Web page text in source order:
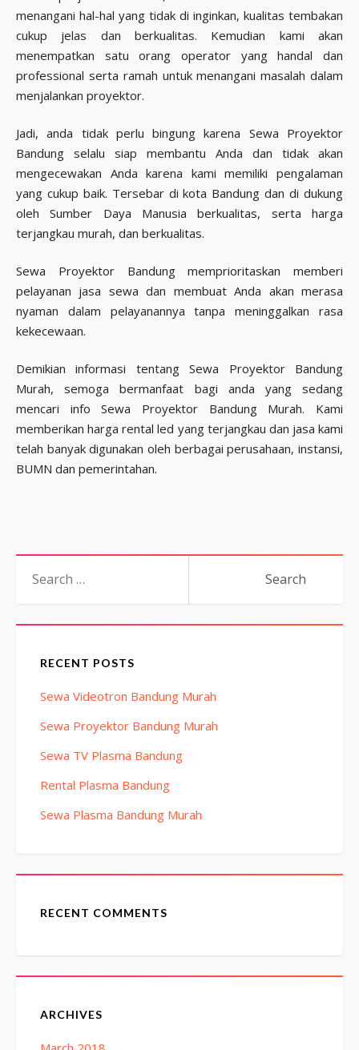
menangani hal-hal yang tidak di inginkan, kualitas tembakan
cukup jelas dan berkualitas. Kemudian kami akan
menempatkan satu orang operator yang handal dan
professional serta ramah untuk menangani masalah dalam
menjalankan proyektor.
Jadi, anda tidak perlu bingung karena Sewa Proyektor
Bandung selalu siap membantu Anda dan tidak akan
mengecewakan Anda karena kami memiliki pengalaman
yang cukup baik. Tersebar di kota Bandung dan di dukung
oleh Sumber Daya Manusia berkualitas, serta harga
terjangkau murah, dan berkualitas.
Sewa Proyektor Bandung memprioritaskan memberi
pelayanan jasa sewa dan membuat Anda akan merasa
nyaman dalam pelayanannya tanpa meninggalkan rasa
kekecewaan.
Demikian informasi tentang Sewa Proyektor Bandung
Murah, semoga bermanfaat bagi anda yang sedang
mencari info Sewa Proyektor Bandung Murah. Kami
memberikan harga rental led yang terjangkau dan jasa kami
telah banyak digunakan oleh berbagai perusahaan, instansi,
BUMN dan pemerintahan.
for:
RECENT POSTS
Sewa Videotron Bandung Murah
Sewa Proyektor Bandung Murah
Sewa TV Plasma Bandung
Rental Plasma Bandung
Sewa Plasma Bandung Murah
RECENT COMMENTS
ARCHIVES